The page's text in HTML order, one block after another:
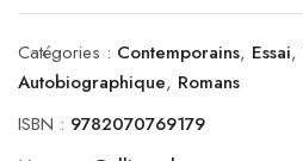
Catégories : Contemporains, Essai,
Autobiographique, Romans
ISBN : 9782070769179